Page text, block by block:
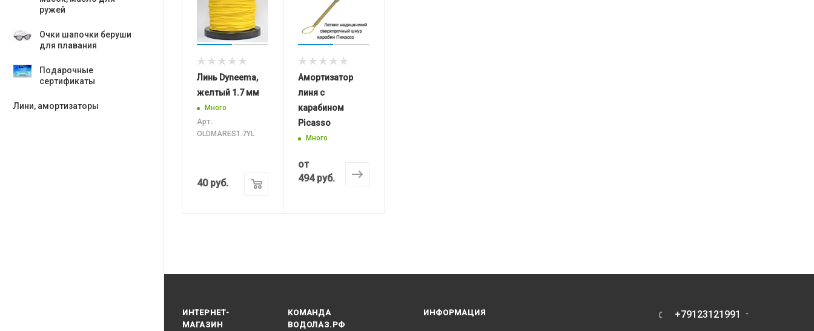
ружей
Очки шапочки беруши
для плавания
Подарочные
сертификаты
Лини, амортизаторы
Линь Dyneema,
желтый 1.7 мм
Много
Арт.:
OLDMARES1.7YL
40руб.
Амортизатор
линя с
карабином
Picasso
Много
от
494 руб.
ИНТЕРНЕТ-
МАГАЗИН
КОМАНДА
ВОДОЛАЗ.РФ
ИНФОРМАЦИЯ +79123121991